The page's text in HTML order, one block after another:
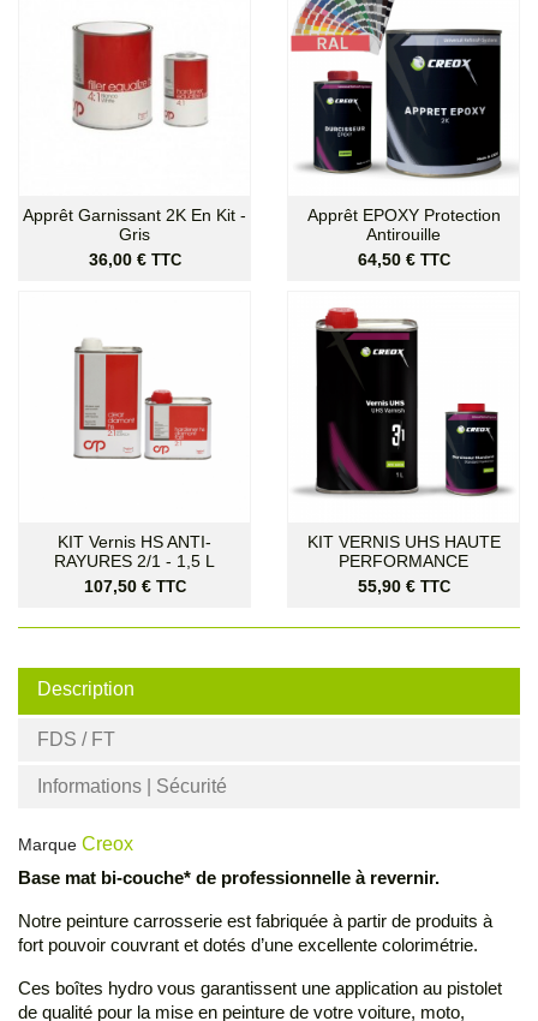
Apprêt Garnissant 2K En Kit -
Gris
Prix
36,00 € TTC
Apprêt EPOXY Protection
Antirouille
Prix
64,50 € TTC
KIT Vernis HS ANTI-
RAYURES 2/1 - 1,5 L
Prix
107,50 € TTC
KIT VERNIS UHS HAUTE
PERFORMANCE
Prix
55,90 € TTC
Description
FDS / FT
Informations | Sécurité
Marque Creox
Base mat bi-couche* de professionnelle à revernir.
Notre peinture carrosserie est fabriquée à partir de produits à
fort pouvoir couvrant et dotés d’une excellente colorimétrie.
Ces boîtes hydro vous garantissent une application au pistolet
de qualité pour la mise en peinture de votre voiture, moto,